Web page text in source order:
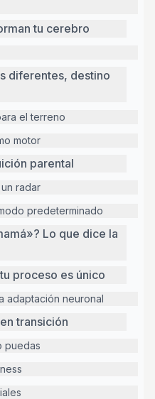
tu cerebro
diferentes, destino
el terreno
motor
parental
radar
predeterminado
Lo que dice la
proceso es único
adaptación neuronal
transición
puedas